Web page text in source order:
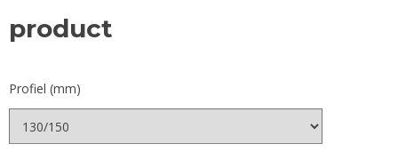
product
Profiel (mm)